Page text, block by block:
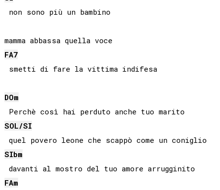
non sono più un bambino
FA7
smetti di fare la vittima indifesa
DOm
SOL/SI
SIbm
FAm